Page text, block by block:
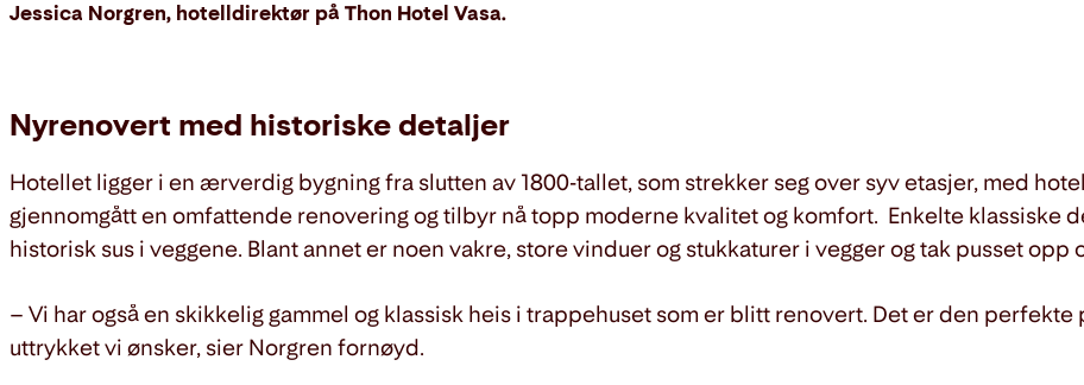
Jessica Norgren, hotelldirektør på Thon Hotel Vasa.
Nyrenovert med historiske detaljer
Hotellet ligger i en ærverdig bygning fra slutten av 1800-tallet, som strekker seg over syv etasjer, med
gjennomgått en omfattende renovering og tilbyr nå topp moderne kvalitet og komfort. Enkelte klassiske
historisk sus i veggene. Blant annet er noen vakre, store vinduer og stukkaturer i vegger og tak pusset opp
– Vi har også en skikkelig gammel og klassisk heis i trappehuset som er blitt renovert. Det er den
uttrykket vi ønsker, sier Norgren fornøyd.